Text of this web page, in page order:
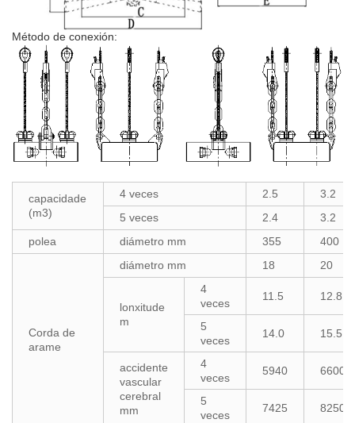
Método de conexión:
capacidade
(m3)
4 veces 2.5
3.2
5 veces
2.4
3.2
polea
diámetro mm 355 400
Corda de
arame
diámetro mm 18 20
lonxitude
m
4
veces
11.5 12.8
5
veces
14.0 15.5
accidente
vascular
cerebral
mm
4
veces
5940 6600
5
veces
7425 8250